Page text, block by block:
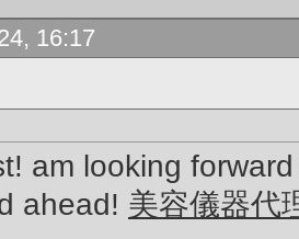
16:17
am looking
ahead! 美容儀器代